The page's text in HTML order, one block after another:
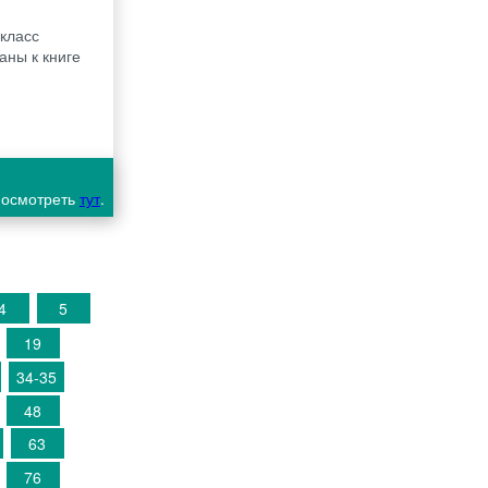
к книге
тут.
5
19
34-35
48
63
76